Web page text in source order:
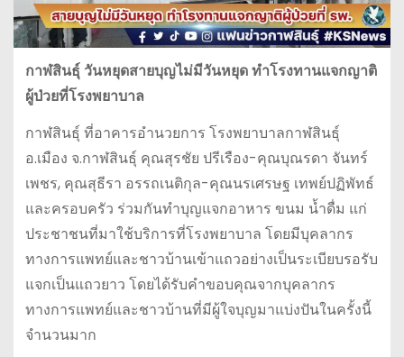
กาฬสินธุ์ วันหยุดสายบุญไม่มีวันหยุด ทำโรงทานแจกญาติ
ผู้ป่วยที่โรงพยาบาล
กาฬสินธุ์ ที่อาคารอำนวยการ โรงพยาบาลกาฬสินธุ์
อ.เมือง จ.กาฬสินธุ์ คุณสุรชัย ปรีเรือง-คุณบุณรดา จันทร์
เพชร, คุณสุธีรา อรรถเนติกุล-คุณนรเศรษฐ เทพย์ปฏิพัทธ์
และครอบครัว ร่วมกันทำบุญแจกอาหาร ขนม น้ำดื่ม แก่
ประชาชนที่มาใช้บริการที่โรงพยาบาล โดยมีบุคลากร
ทางการแพทย์และชาวบ้านเข้าแถวอย่างเป็นระเบียบรอรับ
แจกเป็นแถวยาว โดยได้รับคำขอบคุณจากบุคลากร
ทางการแพทย์และชาวบ้านที่มีผู้ใจบุญมาแบ่งปันในครั้งนี้
จำนวนมาก